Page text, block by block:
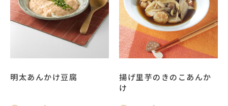
明太あんかけ豆腐
揚げ里芋のきのこあんか
け